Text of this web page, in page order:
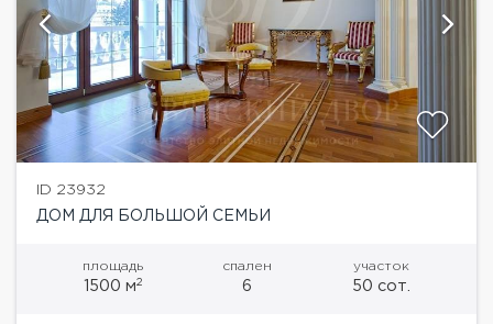
ID 23932
ДОМ ДЛЯ БОЛЬШОЙ СЕМЬИ
площадь
1500 м2
спален
6
участок
50 сот.